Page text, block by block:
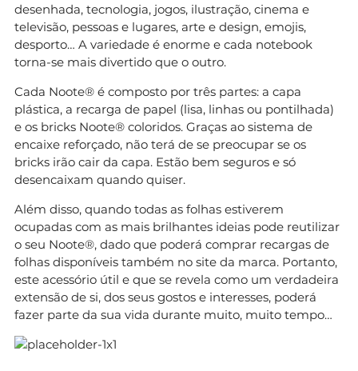
desenhada, tecnologia, jogos, ilustração, cinema e
televisão, pessoas e lugares, arte e design, emojis,
desporto… A variedade é enorme e cada notebook
torna-se mais divertido que o outro.
Cada Noote® é composto por três partes: a capa
plástica, a recarga de papel (lisa, linhas ou pontilhada)
e os bricks Noote® coloridos. Graças ao sistema de
encaixe reforçado, não terá de se preocupar se os
bricks irão cair da capa. Estão bem seguros e só
desencaixam quando quiser.
Além disso, quando todas as folhas estiverem
ocupadas com as mais brilhantes ideias pode reutilizar
o seu Noote®, dado que poderá comprar recargas de
folhas disponíveis também no site da marca. Portanto,
este acessório útil e que se revela como um verdadeira
extensão de si, dos seus gostos e interesses, poderá
fazer parte da sua vida durante muito, muito tempo…